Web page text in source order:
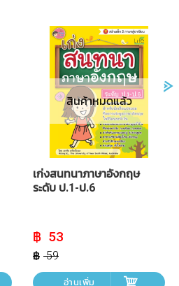
สินค้าหมดแล้ว
เก่งสนทนาภาษาอังกฤษ
ระดับ ป.1-ป.6
59
Original
price
was:
฿ 59.
53
Current
price
is:
฿ 53.
อ่านเพิ่ม